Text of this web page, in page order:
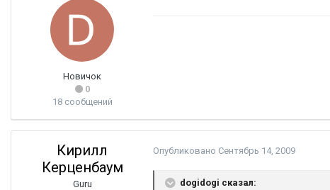
Новичок
0
18 сообщений
Кирилл
Керценбаум
Guru
Опубликовано Сентябрь 14, 2009
dogidogi сказал: